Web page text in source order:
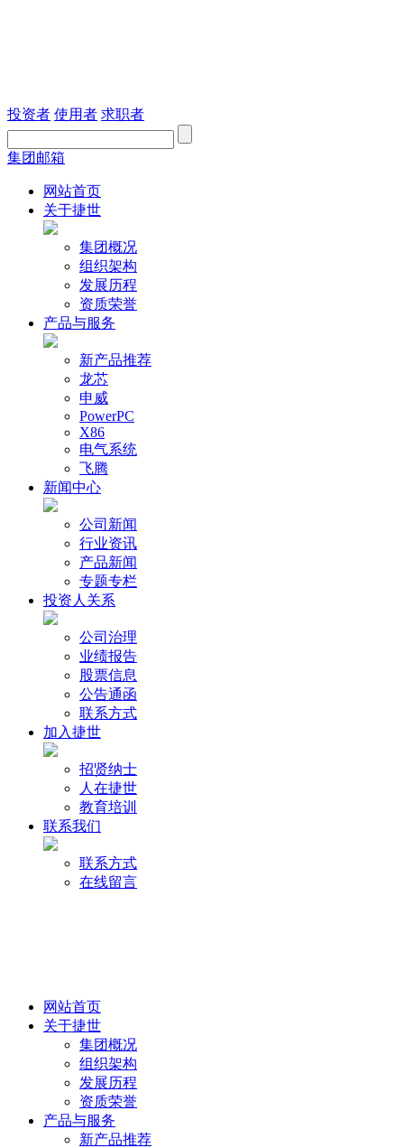
投资者 使用者 求职者
集团邮箱
网站首页
关于捷世
集团概况
组织架构
发展历程
资质荣誉
产品与服务
新产品推荐
龙芯
申威
PowerPC
X86
电气系统
飞腾
新闻中心
公司新闻
行业资讯
产品新闻
专题专栏
投资人关系
公司治理
业绩报告
股票信息
公告通函
联系方式
加入捷世
招贤纳士
人在捷世
教育培训
联系我们
联系方式
在线留言
网站首页
关于捷世
集团概况
组织架构
发展历程
资质荣誉
产品与服务
新产品推荐